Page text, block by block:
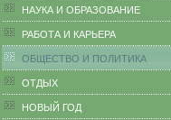
НАУКА И ОБРАЗОВАНИЕ
РАБОТА И КАРЬЕРА
ОБЩЕСТВО И ПОЛИТИКА
ОТДЫХ
НОВЫЙ ГОД